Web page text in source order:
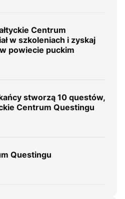
Centrum
w szkoleniach i zyskaj
powiecie puckim
stworzą 10 questów,
Centrum Questingu
Questingu